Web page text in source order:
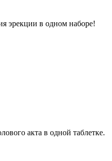
эрекции в одном наборе!
акта в одной таблетке.